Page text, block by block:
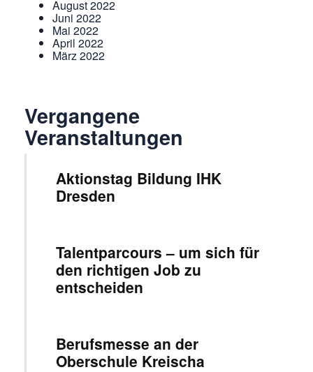
August 2022
Juni 2022
Mai 2022
April 2022
März 2022
Vergangene
Veranstaltungen
Aktionstag Bildung IHK
Dresden
Talentparcours – um sich für
den richtigen Job zu
entscheiden
Berufsmesse an der
Oberschule Kreischa